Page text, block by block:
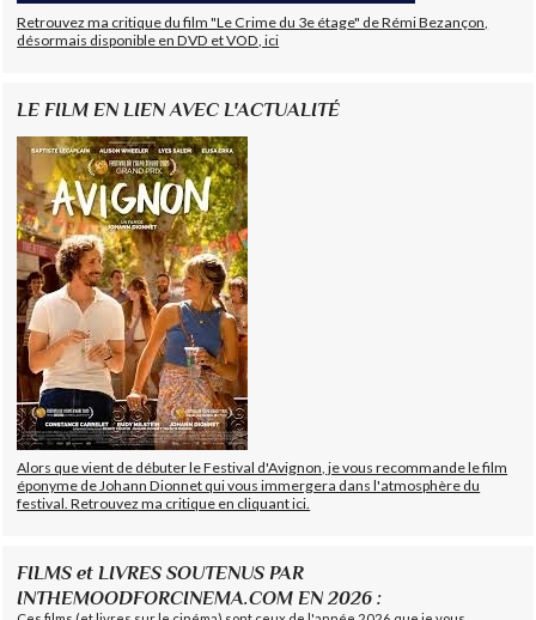
Retrouvez ma critique du film "Le Crime du 3e étage" de Rémi Bezançon,
désormais disponible en DVD et VOD, ici
LE FILM EN LIEN AVEC L'ACTUALITÉ
Alors que vient de débuter le Festival d'Avignon, je vous recommande le film
éponyme de Johann Dionnet qui vous immergera dans l'atmosphère du
festival. Retrouvez ma critique en cliquant ici.
FILMS et LIVRES SOUTENUS PAR
INTHEMOODFORCINEMA.COM EN 2026 :